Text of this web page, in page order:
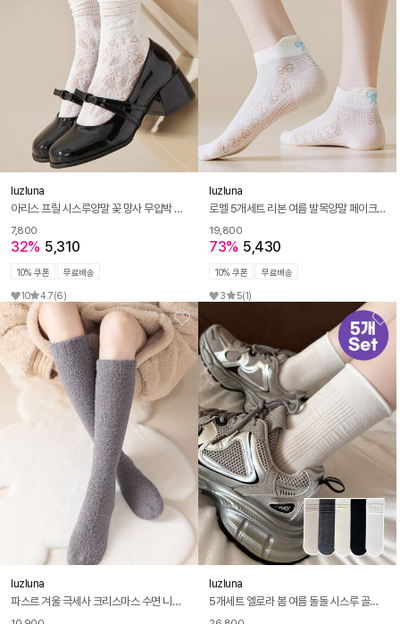
luzluna
아리스 프릴 시스루양말 꽃 망사 무압박 여름 스타킹 롱 삭스
7,800
32% 5,310
10% 쿠폰 무료배송
10 4.7(6)
luzluna
로멜 5개세트 리본 여름 발목양말 페이크삭스 덧신 덧버선 양말 R303
19,800
73% 5,430
10% 쿠폰 무료배송
3 5(1)
luzluna
파스르 겨울 극세사 크리스마스 수면 니삭스 무릎양말 오버니삭스
luzluna
5개세트 엘로라 봄 여름 돌돌 시스루 골지 구두 스타킹 양말 R267